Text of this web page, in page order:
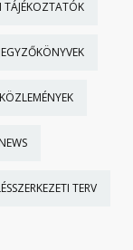
TÁJÉKOZTATÓK
JEGYZŐKÖNYVEK
NEWS
TERV